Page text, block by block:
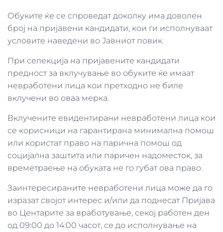
Обуките ќе се спроведат доколку има доволен
број на пријавени кандидати, кои ги исполнуваат
условите наведени во Јавниот повик.
При селекција на пријавените кандидати
предност за вклучување во обуките ќе имаат
невработени лица кои претходно не биле
вклучени во оваа мерка.
Вклучените евидентирани невработени лица кои
се корисници на гарантирана минимална помош
или користат право на парична помош од
социјална заштита или паричен надоместок, за
времетраење на обуката не го губат ова право.
Заинтересираните невработени лица може да го
изразат својот интерес и/или да поднесат Пријава
во Центарите за вработување, секој работен ден
од 09:00 до 14:00 часот, се до исполнување на